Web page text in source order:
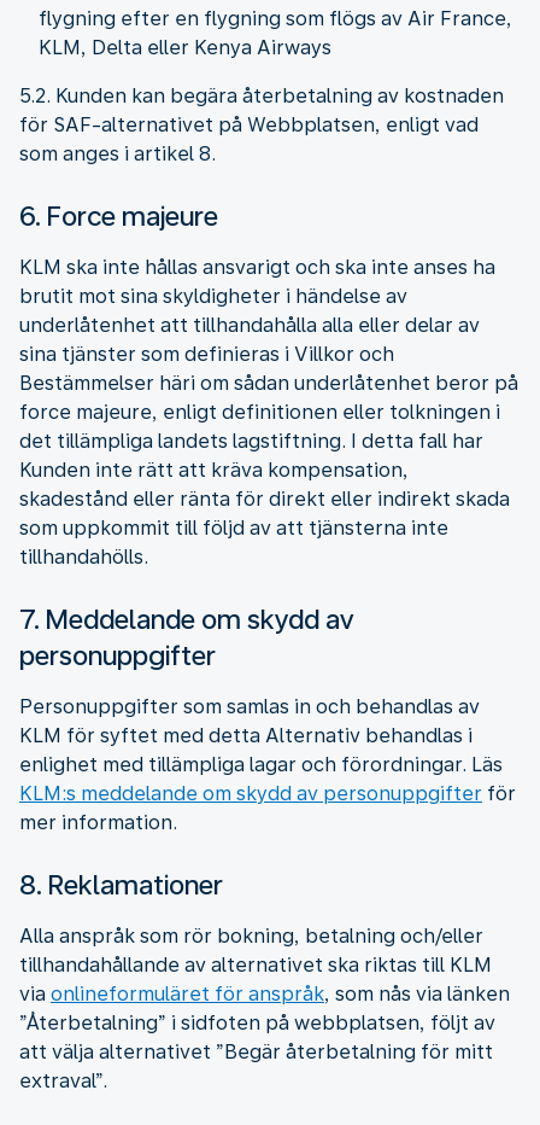
flygning efter en flygning som flögs av Air France,
KLM, Delta eller Kenya Airways
5.2. Kunden kan begära återbetalning av kostnaden
för SAF-alternativet på Webbplatsen, enligt vad
som anges i artikel 8.
6. Force majeure
KLM ska inte hållas ansvarigt och ska inte anses ha
brutit mot sina skyldigheter i händelse av
underlåtenhet att tillhandahålla alla eller delar av
sina tjänster som definieras i Villkor och
Bestämmelser häri om sådan underlåtenhet beror på
force majeure, enligt definitionen eller tolkningen i
det tillämpliga landets lagstiftning. I detta fall har
Kunden inte rätt att kräva kompensation,
skadestånd eller ränta för direkt eller indirekt skada
som uppkommit till följd av att tjänsterna inte
tillhandahölls.
7. Meddelande om skydd av
personuppgifter
Personuppgifter som samlas in och behandlas av
KLM för syftet med detta Alternativ behandlas i
enlighet med tillämpliga lagar och förordningar. Läs
KLM:s meddelande om skydd av personuppgifter för
mer information.
8. Reklamationer
Alla anspråk som rör bokning, betalning och/eller
tillhandahållande av alternativet ska riktas till KLM
via onlineformuläret för anspråk, som nås via länken
”Återbetalning” i sidfoten på webbplatsen, följt av
att välja alternativet ”Begär återbetalning för mitt
extraval”.